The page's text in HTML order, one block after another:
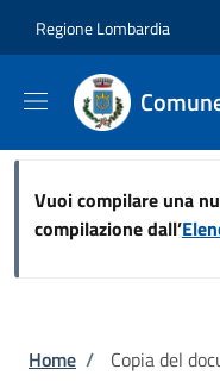
Regione Lombardia
Vuoi compilare una
compilazione dall’
Briciole di
Home / Copia del